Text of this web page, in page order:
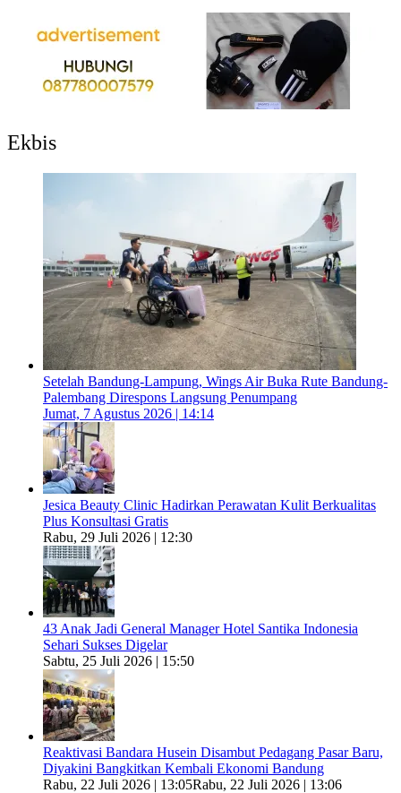
Ekbis
Setelah Bandung-Lampung, Wings Air Buka Rute Bandung-
Palembang Direspons Langsung Penumpang
Jumat, 7 Agustus 2026 | 14:14
Jesica Beauty Clinic Hadirkan Perawatan Kulit Berkualitas
Plus Konsultasi Gratis
Rabu, 29 Juli 2026 | 12:30
43 Anak Jadi General Manager Hotel Santika Indonesia
Sehari Sukses Digelar
Sabtu, 25 Juli 2026 | 15:50
Reaktivasi Bandara Husein Disambut Pedagang Pasar Baru,
Diyakini Bangkitkan Kembali Ekonomi Bandung
Rabu, 22 Juli 2026 | 13:05Rabu, 22 Juli 2026 | 13:06